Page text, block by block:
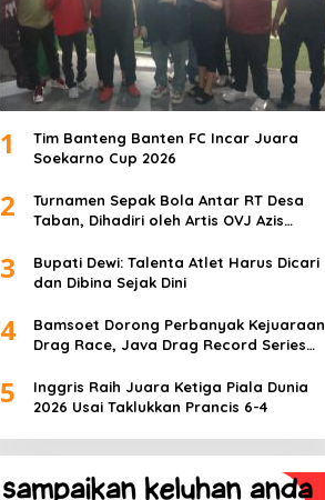
1
Tim Banteng Banten FC Incar Juara
Soekarno Cup 2026
2
Turnamen Sepak Bola Antar RT Desa
Taban, Dihadiri oleh Artis OVJ Azis
3
Bupati Dewi: Talenta Atlet Harus Dicari
dan Dibina Sejak Dini
4
Bamsoet Dorong Perbanyak Kejuaraan
Drag Race, Java Drag Record Series
Muda
5
Inggris Raih Juara Ketiga Piala Dunia
2026 Usai Taklukkan Prancis 6-4